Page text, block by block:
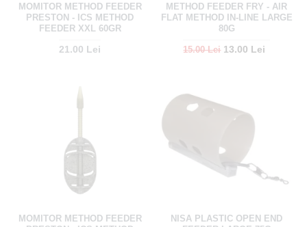
MOMITOR METHOD FEEDER
PRESTON - ICS METHOD
FEEDER XXL 60GR
21.00 Lei
METHOD FEEDER FRY - AIR
FLAT METHOD IN-LINE LARGE
80G
15.00 Lei 13.00 Lei
MOMITOR METHOD FEEDER
NISA PLASTIC OPEN END